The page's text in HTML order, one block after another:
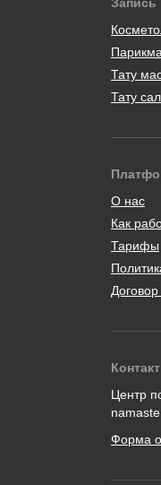
Тату
Тату
О нас
Как
Тарифы
Центр
Форма